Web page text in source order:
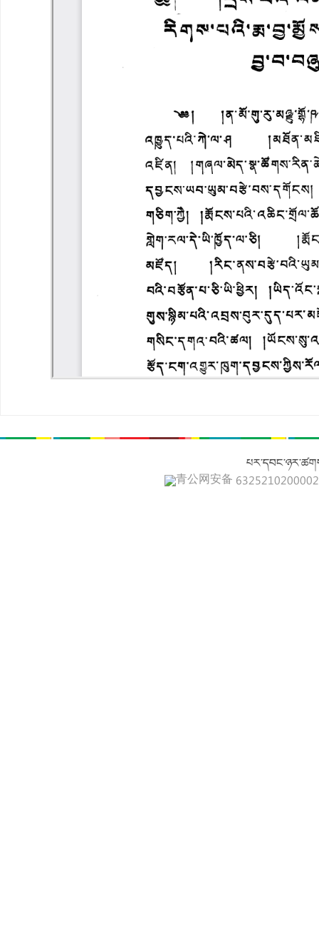
青公网安备